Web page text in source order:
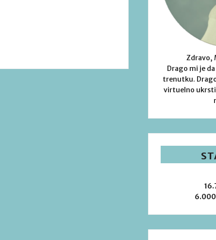
Zdravo,
Drago mi je
trenutku.
virtuelno